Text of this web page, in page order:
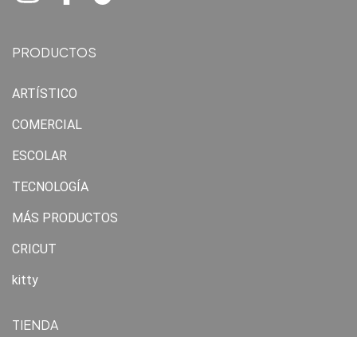
PRODUCTOS
ARTÍSTICO
COMERCIAL
ESCOLAR
TECNOLOGÍA
MÁS PRODUCTOS
CRICUT
kitty
TIENDA